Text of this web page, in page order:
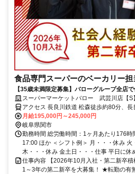
食品専門スーパーのベーカリー担
【35歳未満限定募集】バローグループ全店
歓迎・資格取得支援制度で国家資格（パン
スーパーマーケットバロー 武芸川店【S】
アクセス 長良川鉄道 松森徒歩約80分、
約80分、長良川鉄道 関市役所前出口2徒歩
月給195,000円～245,000円
岐阜県関市
勤務時間 総労働時間：1ヶ月あたり176時
17:00 ほか ＜シフト例＞ 月・・・休み
木・・・休み 金土日・・・仕事 平日に休
仕事内容 【2026年10月入社・第二新卒
1～3年の第二新卒を大募集！ ★転勤の有